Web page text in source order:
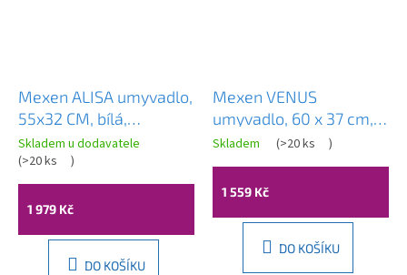
Mexen ALISA umyvadlo,
55x32 CM, bílá,
21745500
Skladem u dodavatele
(>20 ks )
1 979 Kč
DO KOŠÍKU
Mexen VENUS
umyvadlo, 60 x 37 cm,
bílá, 25416000
Skladem (>20 ks )
1 559 Kč
DO KOŠÍKU